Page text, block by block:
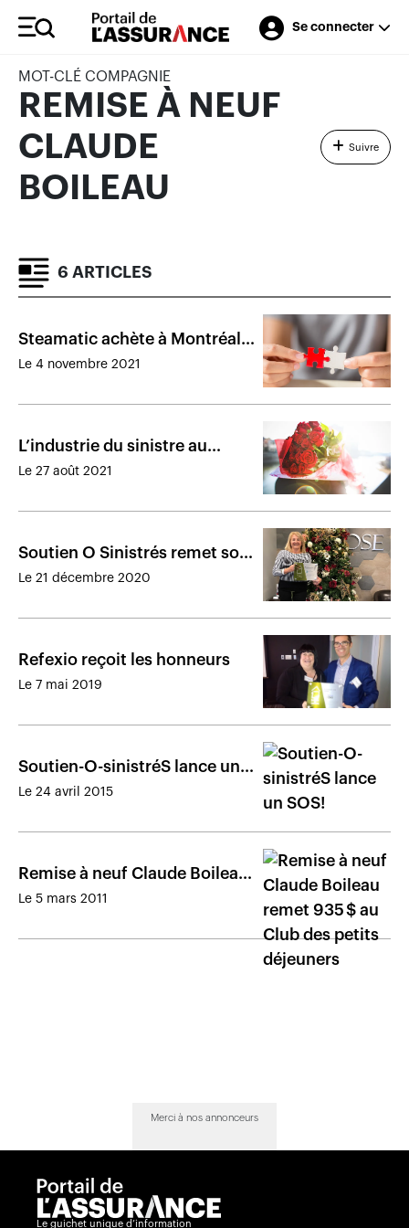
Se connecter
MOT-CLÉ COMPAGNIE
REMISE À NEUF
CLAUDE
BOILEAU
Suivre
6 ARTICLES
Steamatic achète à Montréal
et à Québec
Le 4 novembre 2021
L’industrie du sinistre au
Québec perd l’un de ses piliers
Le 27 août 2021
Soutien O Sinistrés remet son
prix de restaurateur de l’année
Le 21 décembre 2020
Refexio reçoit les honneurs
Le 7 mai 2019
Soutien-O-sinistréS lance un
SOS!
Le 24 avril 2015
Remise à neuf Claude Boileau
remet 935 $ au Club des petits
Le 5 mars 2011
Merci à nos annonceurs
Le guichet unique d’information